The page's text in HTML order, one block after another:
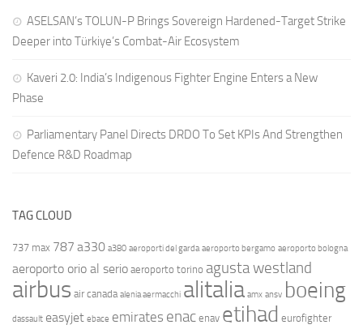
ASELSAN’s TOLUN-P Brings Sovereign Hardened-Target Strike
Deeper into Türkiye’s Combat-Air Ecosystem
Kaveri 2.0: India’s Indigenous Fighter Engine Enters a New
Phase
Parliamentary Panel Directs DRDO To Set KPIs And Strengthen
Defence R&D Roadmap
TAG CLOUD
737 max 787 a330 a380 aeroporti del garda aeroporto bergamo aeroporto bologna
aeroporto orio al serio aeroporto torino agusta westland
airbus air canada alenia aermacchi alitalia amx ansv boeing
dassault easyjet ebace emirates enac enav etihad eurofighter